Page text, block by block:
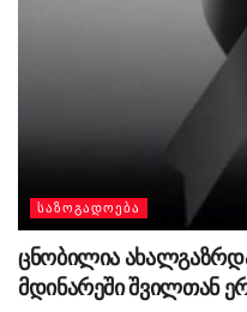
ᲡᲐᲖᲝᲒᲐᲓᲝᲔᲑᲐ
ცნობილია
მდინარეში შვილთან